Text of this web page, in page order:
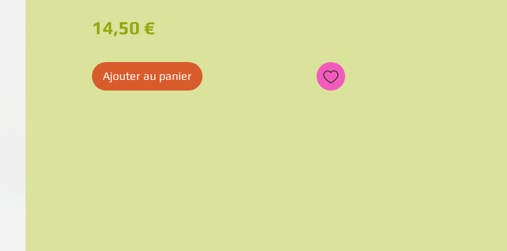
14,50 €Prix
Ajouter au panier